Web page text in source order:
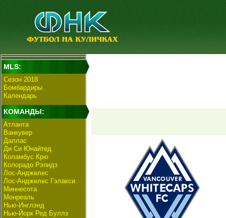
MLS:
Сезон 2018
Бомбардиры
Календарь
КОМАНДЫ:
Атланта
Ванкувер
Даллас
Ди Си Юнайтед
Коламбус Крю
Колорадо Рэпидз
Лос-Анджелес
Лос-Анджелес Гэлакси
Миннесота
Монреаль
Нью-Инглэнд
Нью-Йорк Ред Буллз